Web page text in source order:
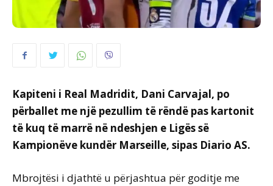
Kapiteni i Real Madridit, Dani Carvajal, po
përballet me një pezullim të rëndë pas kartonit
të kuq të marrë në ndeshjen e Ligës së
Kampionëve kundër Marseille, sipas Diario AS.
Mbrojtësi i djathtë u përjashtua për goditje me